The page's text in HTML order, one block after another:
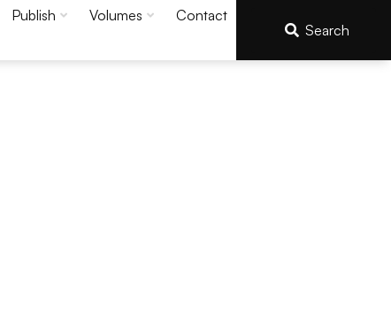
Publish Volumes
Contact
Search